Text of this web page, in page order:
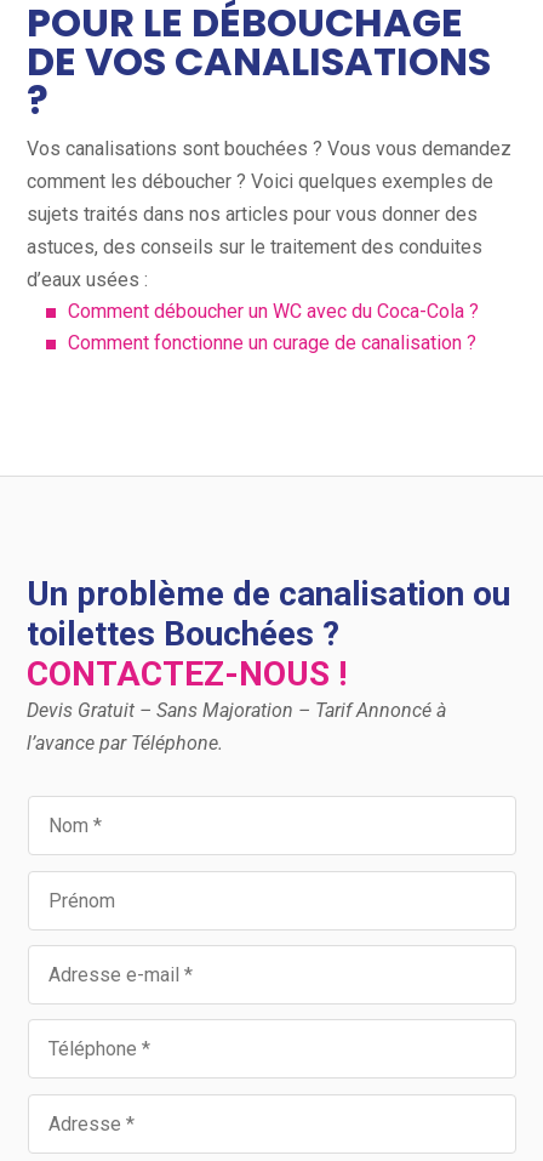
POUR LE DÉBOUCHAGE
DE VOS CANALISATIONS
?
Vos canalisations sont bouchées ? Vous vous demandez
comment les déboucher ? Voici quelques exemples de
sujets traités dans nos articles pour vous donner des
astuces, des conseils sur le traitement des conduites
d’eaux usées :
Comment déboucher un WC avec du Coca-Cola ?
Comment fonctionne un curage de canalisation ?
Un problème de canalisation ou
toilettes Bouchées ?
CONTACTEZ-NOUS !
Devis Gratuit – Sans Majoration – Tarif Annoncé à
l’avance par Téléphone.